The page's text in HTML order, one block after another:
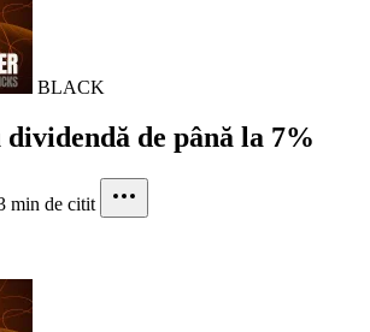
BLACK
de până la 7%
min de citit